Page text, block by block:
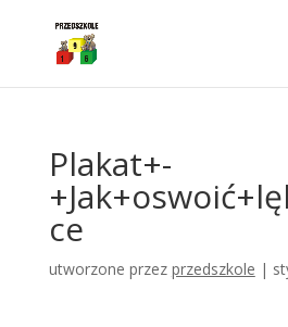
Plakat+-
ce
utworzone przez przedszkole |